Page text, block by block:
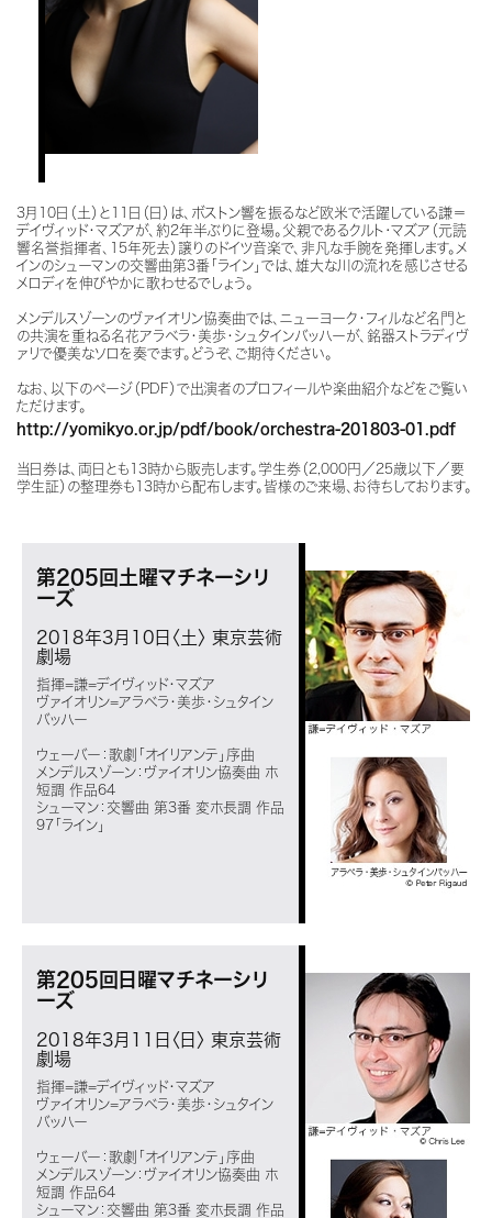
3月10日（土）と11日（日）は、ボストン響を振るなど欧米で活躍している謙＝
デイヴィッド・マズアが、約2年半ぶりに登場。父親であるクルト･マズア（元読
響名誉指揮者、15年死去）譲りのドイツ音楽で、非凡な手腕を発揮します。メ
インのシューマンの交響曲第3番「ライン」では、雄大な川の流れを感じさせる
メロディを伸びやかに歌わせるでしょう。
メンデルスゾーンのヴァイオリン協奏曲では、ニューヨーク・フィルなど名門と
の共演を重ねる名花アラベラ・美歩・シュタインバッハーが、銘器ストラディヴ
ァリで優美なソロを奏でます。どうぞ、ご期待ください。
なお、以下のページ（PDF）で出演者のプロフィールや楽曲紹介などをご覧い
ただけます。
http://yomikyo.or.jp/pdf/book/orchestra-201803-01.pdf
当日券は、両日とも13時から販売します。学生券（2,000円／25歳以下／要
学生証）の整理券も13時から配布します。皆様のご来場、お待ちしております。
第205回土曜マチネーシリ
ーズ
2018年3月10日〈土〉 東京芸術
劇場
指揮=謙=デイヴィッド・マズア
ヴァイオリン=アラベラ・美歩・シュタイン
バッハー
ウェーバー：歌劇「オイリアンテ」序曲
メンデルスゾーン：ヴァイオリン協奏曲 ホ
短調 作品64
シューマン：交響曲 第3番 変ホ長調 作品
97「ライン」
第205回日曜マチネーシリ
ーズ
2018年3月11日〈日〉 東京芸術
劇場
指揮=謙=デイヴィッド・マズア
ヴァイオリン=アラベラ・美歩・シュタイン
バッハー
ウェーバー：歌劇「オイリアンテ」序曲
メンデルスゾーン：ヴァイオリン協奏曲 ホ
短調 作品64
シューマン：交響曲 第3番 変ホ長調 作品